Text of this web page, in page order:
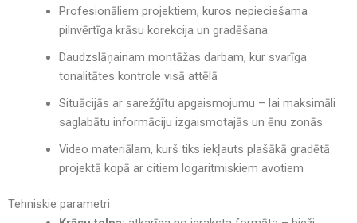
Profesionāliem projektiem, kuros nepieciešama
pilnvērtīga krāsu korekcija un gradēšana
Daudzslāņainam montāžas darbam, kur svarīga
tonalitātes kontrole visā attēlā
Situācijās ar sarežģītu apgaismojumu – lai maksimāli
saglabātu informāciju izgaismotajās un ēnu zonās
Video materiālam, kurš tiks iekļauts plašākā gradētā
projektā kopā ar citiem logaritmiskiem avotiem
Tehniskie parametri